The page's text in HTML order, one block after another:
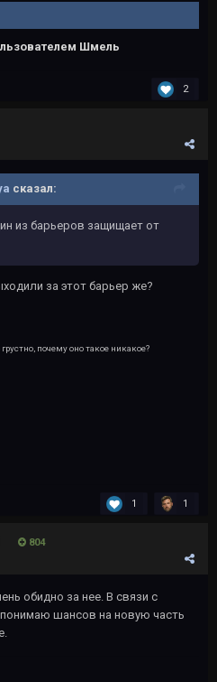
Шмель
2
сказал:
из барьеров защищает от
за этот барьер же?
почему оно такое никакое?
1 1
804
обидно за нее. В связи с
шансов на новую часть